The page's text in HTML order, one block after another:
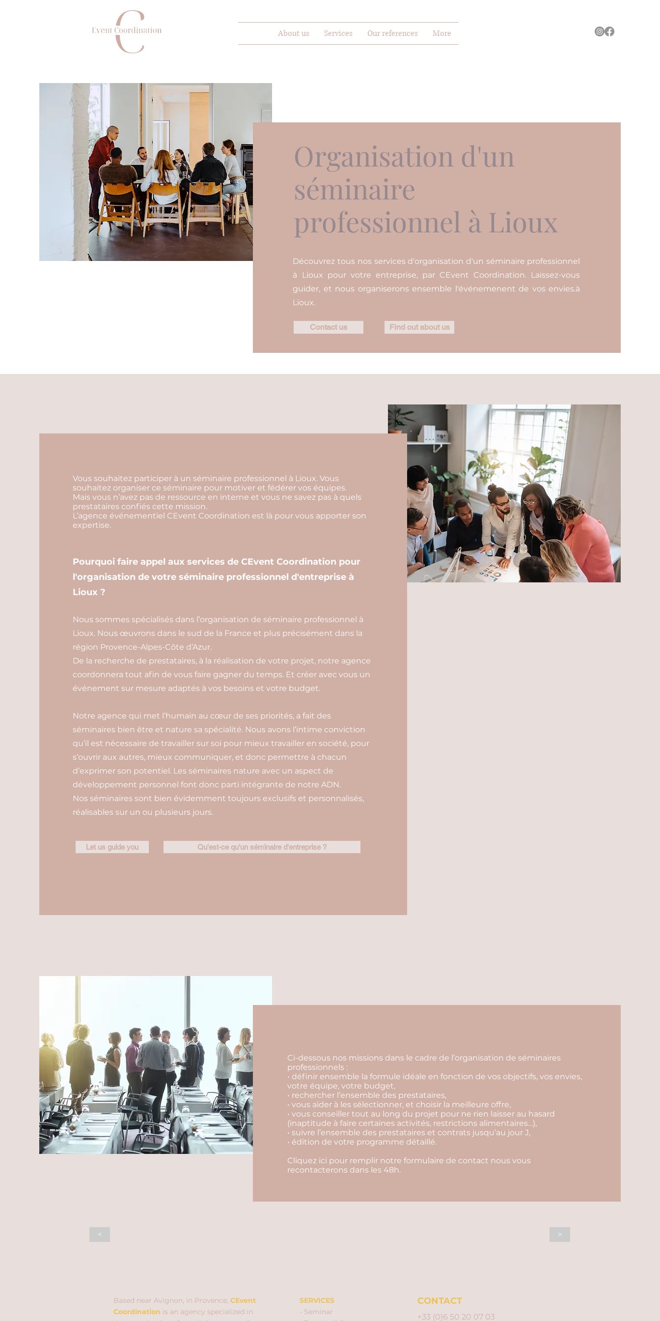
About us Services Our references More
Organisation d'un
séminaire
professionnel à Lioux
Découvrez tous nos services d'organisation d'un séminaire professionnel
à Lioux pour votre entreprise, par CEvent Coordination. Laissez-vous
guider, et nous organiserons ensemble l'événemenent de vos envies.à
Lioux.
Contact us Find out about us
Vous souhaitez participer à un séminaire professionnel à Lioux. Vous
souhaitez organiser ce séminaire pour motiver et fédérer vos équipes.
Mais vous n’avez pas de ressource en interne et vous ne savez pas à quels
prestataires confiés cette mission.
L’agence événementiel CEvent Coordination est là pour vous apporter son
expertise.
Pourquoi faire appel aux services de CEvent Coordination pour
l'organisation de votre séminaire professionnel d'entreprise à
Lioux ?
Nous sommes spécialisés dans l’organisation de séminaire professionnel à
Lioux. Nous œuvrons dans le sud de la France et plus précisément dans la
région Provence-Alpes-Côte d’Azur.
De la recherche de prestataires, à la réalisation de votre projet, notre agence
coordonnera tout afin de vous faire gagner du temps. Et créer avec vous un
événement sur mesure adaptés à vos besoins et votre budget.
Notre agence qui met l’humain au cœur de ses priorités, a fait des
séminaires bien être et nature sa spécialité. Nous avons l’intime conviction
qu’il est nécessaire de travailler sur soi pour mieux travailler en société, pour
s’ouvrir aux autres, mieux communiquer, et donc permettre à chacun
d’exprimer son potentiel. Les séminaires nature avec un aspect de
développement personnel font donc parti intégrante de notre ADN.
Nos séminaires sont bien évidemment toujours exclusifs et personnalisés,
réalisables sur un ou plusieurs jours.
Let us guide you Qu'est-ce qu'un séminaire d'entreprise ?
Ci-dessous nos missions dans le cadre de l’organisation de séminaires
professionnels :
• définir ensemble la formule idéale en fonction de vos objectifs, vos envies,
votre équipe, votre budget,
• rechercher l’ensemble des prestataires,
• vous aider à les sélectionner, et choisir la meilleure offre,
• vous conseiller tout au long du projet pour ne rien laisser au hasard
(inaptitude à faire certaines activités, restrictions alimentaires…),
• suivre l’ensemble des prestataires et contrats jusqu’au jour J,
• édition de votre programme détaillé.
Cliquez ici pour remplir notre formulaire de contact nous vous
recontacterons dans les 48h.
< >
Based near Avignon, in Provence, CEvent
Coordination is an agency specialized in
SERVICES
- Seminar
CONTACT
+33 (0)6 50 20 07 03